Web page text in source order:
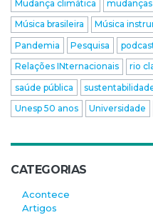
Mudança climática
Música brasileira
Música
Pandemia
Pesquisa
Relações INternacionais
rio
saúde pública
Unesp 50 anos
Universidade
CATEGORIAS
Acontece
Artigos